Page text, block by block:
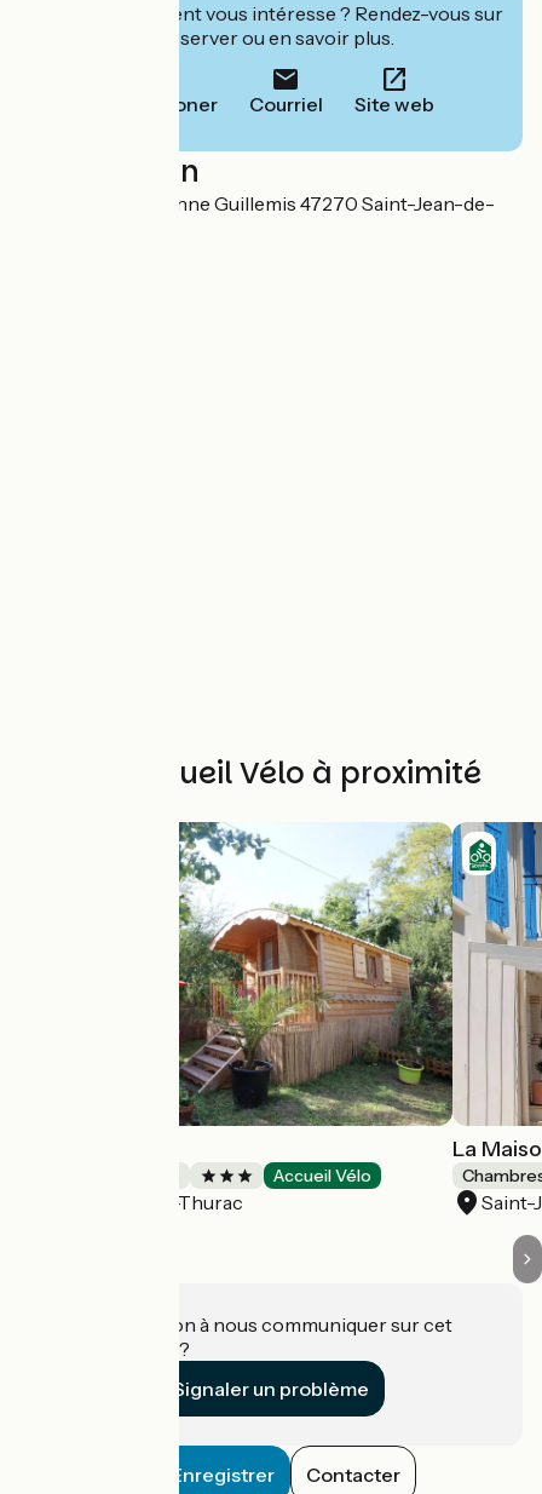
Cet établissement vous intéresse ? Rendez-vous sur
leur site pour réserver ou en savoir plus.
Téléphoner Courriel Site web
Localisation
215 route de Garonne Guillemis 47270 Saint-Jean-de-
Autres Accueil Vélo à proximité
Accueil Vélo
Saint-Jean-de-Thurac
La
Saint-
Une information à nous communiquer sur cet
établissement ?
Signaler un problème
Enregistrer Contacter